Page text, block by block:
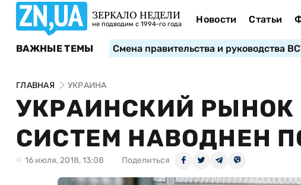
ЗЕРКАЛО НЕДЕЛИ
не подводим с 1994-го года Новости Статьи
ВАЖНЫЕ ТЕМЫ Смена правительства и руководства
ГЛАВНАЯ УКРАИНА
УКРАИНСКИЙ
СИСТЕМ НАВОДНЕН
16 июля, 2018, 13:08 Поделиться